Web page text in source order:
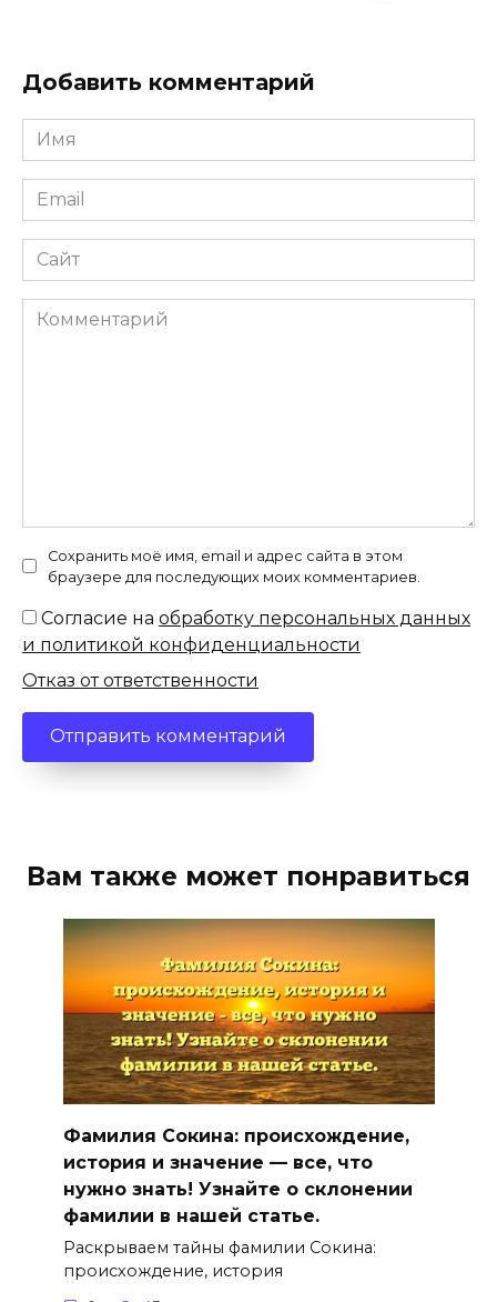
Добавить комментарий
Имя
*
Email
*
Сайт
Комментарий
Сохранить моё имя, email и адрес сайта в этом
браузере для последующих моих комментариев.
Согласие на обработку персональных данных
и политикой конфиденциальности
Отказ от ответственности
Вам также может понравиться
Фамилия Сокина: происхождение,
история и значение — все, что
нужно знать! Узнайте о склонении
фамилии в нашей статье.
Раскрываем тайны фамилии Сокина:
происхождение, история